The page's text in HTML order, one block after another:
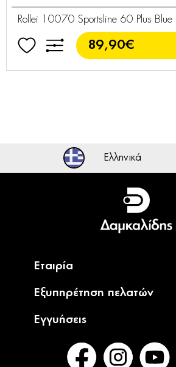
Rollei 10070 Sportsline 60 Plus Blue
89,90€
Ελληνικά
Ελληνικά
English
Εταιρία
Εξυπηρέτηση πελατών
Εγγυήσεις